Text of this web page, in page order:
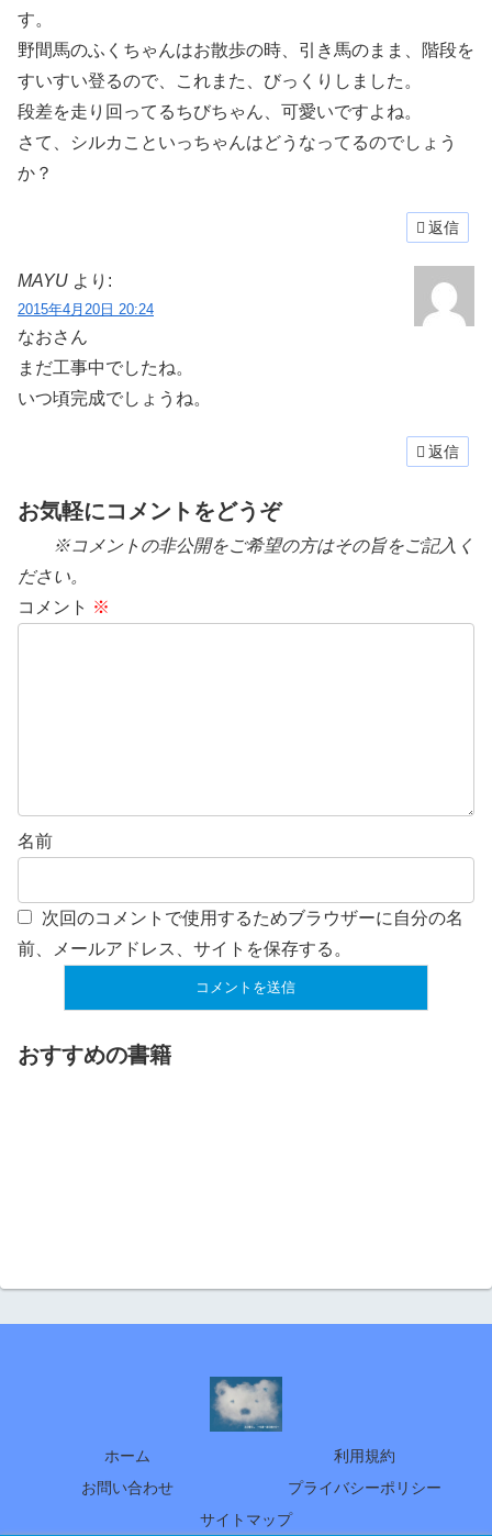
す。
野間馬のふくちゃんはお散歩の時、引き馬のまま、階段を
すいすい登るので、これまた、びっくりしました。
段差を走り回ってるちびちゃん、可愛いですよね。
さて、シルカこといっちゃんはどうなってるのでしょう
か？
返信
MAYU より:
2015年4月20日 20:24
なおさん
まだ工事中でしたね。
いつ頃完成でしょうね。
返信
お気軽にコメントをどうぞ
※コメントの非公開をご希望の方はその旨をご記入く
ださい。
コメント ※
名前
次回のコメントで使用するためブラウザーに自分の名
前、メールアドレス、サイトを保存する。
おすすめの書籍
ホーム
利用規約
お問い合わせ
プライバシーポリシー
サイトマップ